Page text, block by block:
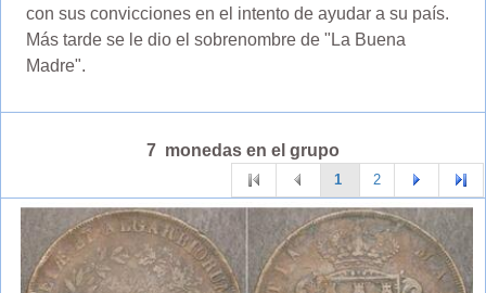
con sus convicciones en el intento de ayudar a su país.
Más tarde se le dio el sobrenombre de "La Buena
Madre".
7 monedas en el grupo
1 2